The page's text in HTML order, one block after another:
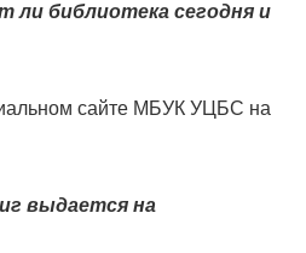
ли библиотека сегодня и
сайте МБУК УЦБС на
выдается на